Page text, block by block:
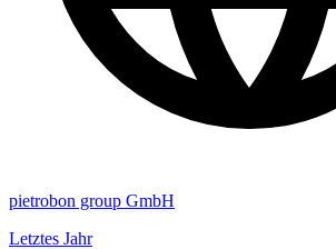
pietrobon group GmbH
Letztes Jahr